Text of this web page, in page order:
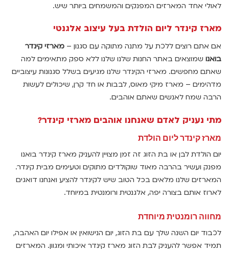
לאולי אחד המארזים המפנקים והמשמחים ביותר שיש.
מארז קינדר ליום הולדת בעל עיצוב אלגנטי
אם אתם רוצים ללכת על מתנה מתוקה עם סגנון – מארזי קינדר
בואנו שמוצאים באתר החנות שלנו שלנו ללא ספק מתאימים למה
שאתם מחפשים. מארזי הקינדר שלנו מגיעים בשלל סגנונות עיצוביים
מדהימים – מארז מיקי מאוס, לבבות או חד קרן, שיכולים לעשות
הרבה שמח לאנשים שאתם אוהבים.
מתי נעניק לאדם שאנחנו אוהבים מארזי קינדר?
מארז קינדר ליום הולדת
יום הולדת לבן או בת הזוג זה זמן מצויין להעניק מארז קינדר בואנו
מפנק ועשיר בהרבה מאוד שוקולדים מתוקים וטעימים מבית קינדר.
המארזים שלנו מלאים בכל הטוב שיש לקינדר להציע ואנחנו דואגים
לארוז אותם בצורה יפה, אלגנטית ורומנטית במיוחד.
מחווה רומנטית מיוחדת
לכבוד יום השנה שלך עם בת הזוג, יום הנישואין או אפילו יום האהבה,
תמיד אפשר להעניק לבת הזוג מארז קינדר איכותי ומגוון. המארזים